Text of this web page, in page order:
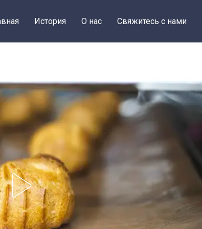
История О нас Свяжитесь с нами